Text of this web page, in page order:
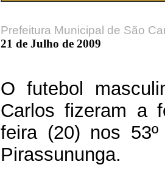
Prefeitura Municipal de São
21 de Julho de 2009
O futebol
Carlos fizeram a
feira (20) nos
Pirassununga.